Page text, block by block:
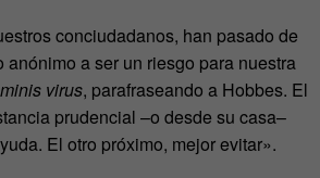
conciudadanos, han pasado de
anónimo a ser un riesgo para nuestra
virus, parafraseando a Hobbes. El
prudencial –o desde su casa–
El otro próximo, mejor evitar».